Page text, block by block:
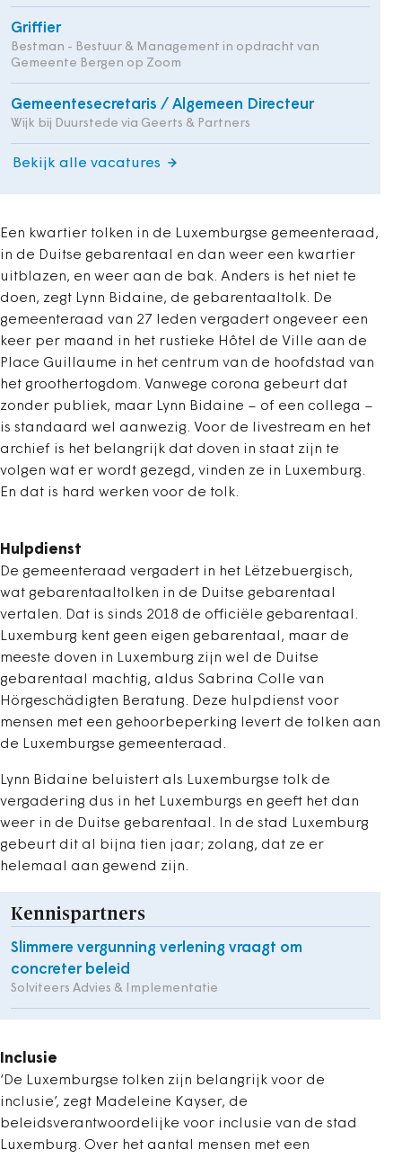
Griffier
Bestman - Bestuur & Management in opdracht van
Gemeente Bergen op Zoom
Gemeentesecretaris / Algemeen Directeur
Wijk bij Duurstede via Geerts & Partners
Bekijk alle vacatures
Een kwartier tolken in de Luxemburgse gemeenteraad,
in de Duitse gebarentaal en dan weer een kwartier
uitblazen, en weer aan de bak. Anders is het niet te
doen, zegt Lynn Bidaine, de gebarentaaltolk. De
gemeenteraad van 27 leden vergadert ongeveer een
keer per maand in het rustieke Hôtel de Ville aan de
Place Guillaume in het centrum van de hoofdstad van
het groothertogdom. Vanwege corona gebeurt dat
zonder publiek, maar Lynn Bidaine – of een collega –
is standaard wel aanwezig. Voor de livestream en het
archief is het belangrijk dat doven in staat zijn te
volgen wat er wordt gezegd, vinden ze in Luxemburg.
En dat is hard werken voor de tolk.
Hulpdienst
De gemeenteraad vergadert in het Lëtzebuergisch,
wat gebarentaaltolken in de Duitse gebarentaal
vertalen. Dat is sinds 2018 de officiële gebarentaal.
Luxemburg kent geen eigen gebarentaal, maar de
meeste doven in Luxemburg zijn wel de Duitse
gebarentaal machtig, aldus Sabrina Colle van
Hörgeschädigten Beratung. Deze hulpdienst voor
mensen met een gehoorbeperking levert de tolken aan
de Luxemburgse gemeenteraad.
Lynn Bidaine beluistert als Luxemburgse tolk de
vergadering dus in het Luxemburgs en geeft het dan
weer in de Duitse gebarentaal. In de stad Luxemburg
gebeurt dit al bijna tien jaar; zolang, dat ze er
helemaal aan gewend zijn.
Kennispartners
Slimmere vergunning verlening vraagt om
concreter beleid
Solviteers Advies & Implementatie
Inclusie
‘De Luxemburgse tolken zijn belangrijk voor de
inclusie’, zegt Madeleine Kayser, de
beleidsverantwoordelijke voor inclusie van de stad
Luxemburg. Over het aantal mensen met een